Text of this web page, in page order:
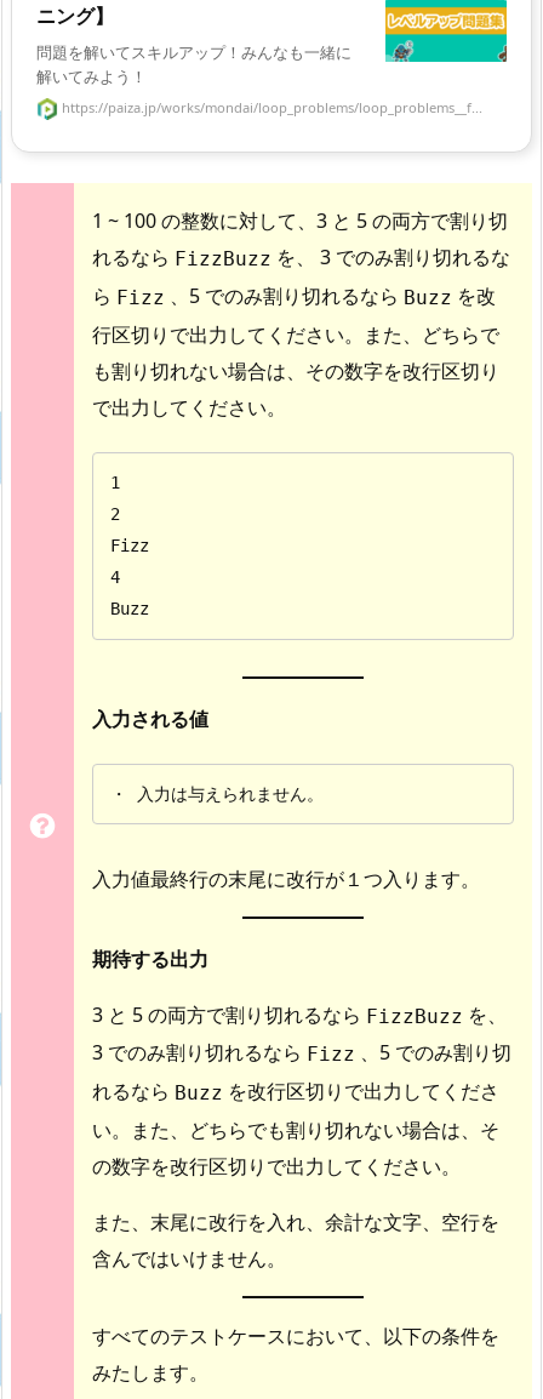
ニング】
問題を解いてスキルアップ！みんなも一緒に
解いてみよう！
https://paiza.jp/works/mondai/loop_problems/loop_problems__f...
1 ~ 100 の整数に対して、3 と 5 の両方で割り切
れるなら FizzBuzz を、 3 でのみ割り切れるな
ら Fizz 、5 でのみ割り切れるなら Buzz を改
行区切りで出力してください。また、どちらで
も割り切れない場合は、その数字を改行区切り
で出力してください。
1
2
Fizz
4
Buzz
入力される値
・ 入力は与えられません。
入力値最終行の末尾に改行が１つ入ります。
期待する出力
3 と 5 の両方で割り切れるなら FizzBuzz を、
3 でのみ割り切れるなら Fizz 、5 でのみ割り切
れるなら Buzz を改行区切りで出力してくださ
い。また、どちらでも割り切れない場合は、そ
の数字を改行区切りで出力してください。
また、末尾に改行を入れ、余計な文字、空行を
含んではいけません。
すべてのテストケースにおいて、以下の条件を
みたします。